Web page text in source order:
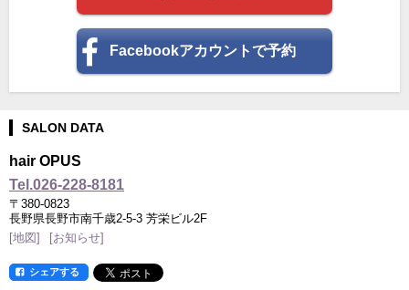
Facebookアカウントで予約
SALON DATA
hair OPUS
Tel.026-228-8181
〒380-0823
長野県長野市南千歳2-5-3 芳栄ビル2F
[地図]
[お知らせ]
シェアする